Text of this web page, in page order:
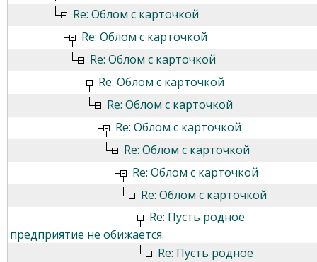
Re: Облом с карточкой
Re: Облом с карточкой
Re: Облом с карточкой
Re: Облом с карточкой
Re: Облом с карточкой
Re: Облом с карточкой
Re: Облом с карточкой
Re: Облом с карточкой
Re: Облом с карточкой
Re: Пусть родное
предприятие не обижается.
Re: Пусть родное